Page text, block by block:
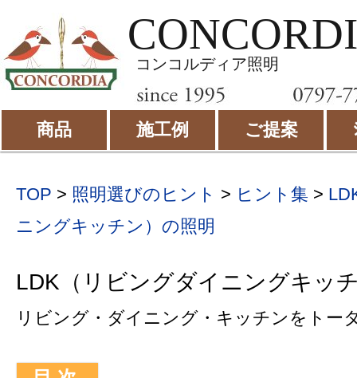
コンコルディア照明
商品 施工例 ご提案
TOP > 照明選びのヒント > ヒント集 >
ニングキッチン）の照明
LDK（リビングダイニングキッ
リビング・ダイニング・キッチンをトー